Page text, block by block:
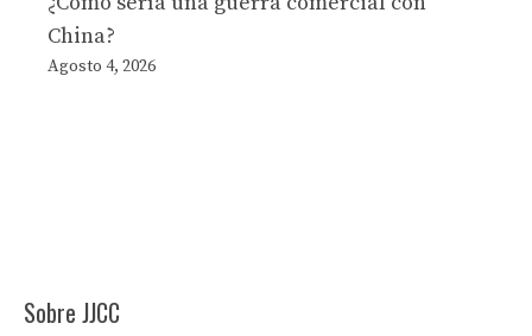
China?
Agosto 4, 2026
Sobre JJCC